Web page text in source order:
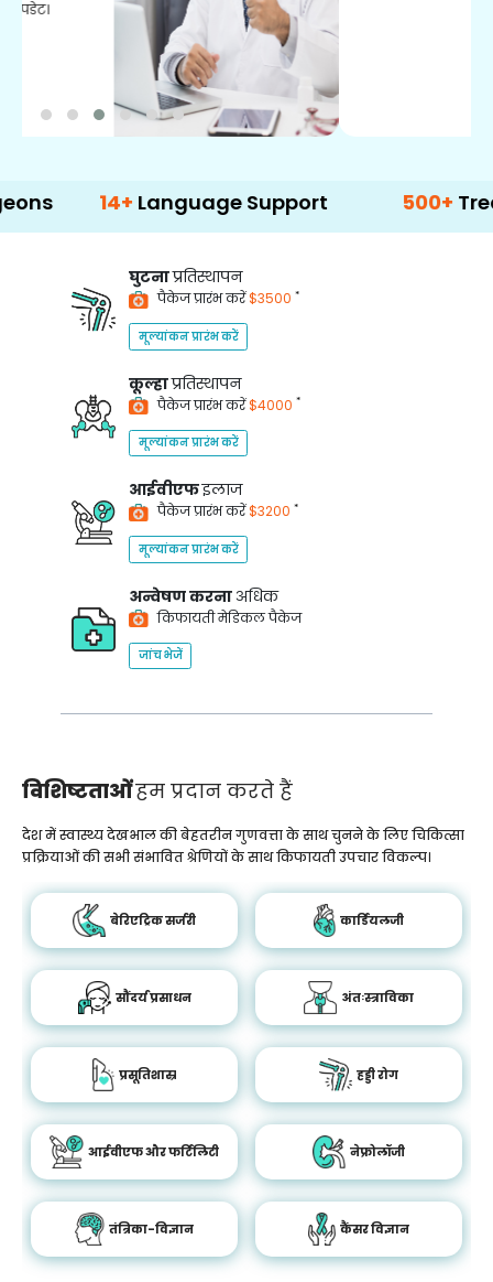
14+Language Support 500+ Treatment
घुटनाप्रतिस्थापन
पैकेज प्रारंभ करें$3500 *
मूल्यांकन प्रारंभ करें
कूल्हाप्रतिस्थापन
पैकेज प्रारंभ करें$4000 *
मूल्यांकन प्रारंभ करें
आईवीएफइलाज
पैकेज प्रारंभ करें$3200 *
मूल्यांकन प्रारंभ करें
अन्वेषण करना अधिक
किफायती मेडिकल पैकेज
जांच भेजें
विशिष्टताओंहम प्रदान करते हैं
देश में स्वास्थ्य देखभाल की बेहतरीन गुणवत्ता के साथ चुनने के लिए चिकित्सा
प्रक्रियाओं की सभी संभावित श्रेणियों के साथ किफायती उपचार विकल्प।
बेरिएट्रिक सर्जरी कार्डियलजी
सौंदर्य प्रसाधन अंतःस्त्राविका
प्रसूतिशास्र हड्डी रोग
आईवीएफ और फर्टिलिटी नेफ्रोलॉजी
तंत्रिका-विज्ञान कैंसर विज्ञान